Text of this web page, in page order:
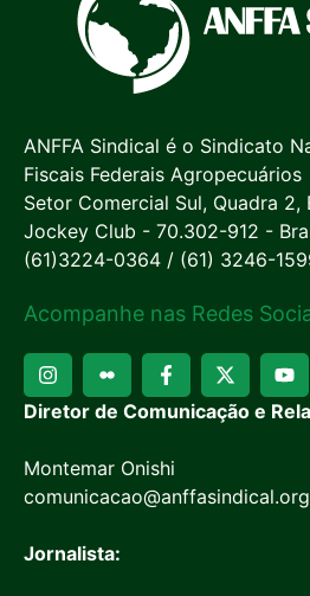
ANFFA Sindical é o Sindicato
Fiscais Federais Agropecuários
Setor Comercial Sul, Quadra 2,
Jockey Club - 70.302-912 -
(61)3224-0364 / (61) 3246-
Acompanhe nas Redes
Diretor de Comunicação e
Montemar Onishi
Jornalista: